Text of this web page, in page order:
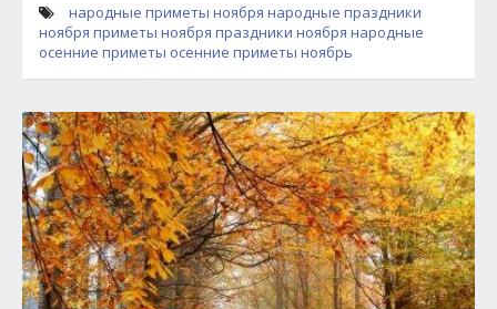
народные приметы ноября народные праздники
ноября приметы ноября праздники ноября народные
осенние приметы осенние приметы ноябрь